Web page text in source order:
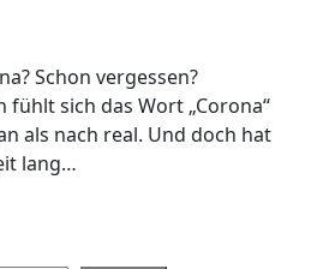
fühlt sich das Wort „Corona“
als nach real. Und doch hat
lang…